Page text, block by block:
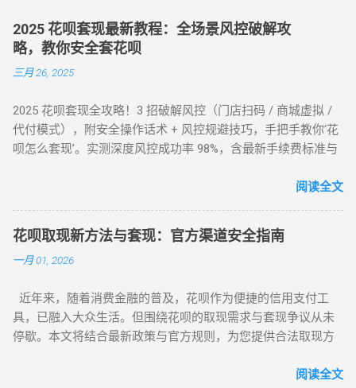
2025 花呗套现最新教程：全场景风控破解攻
略，教你安全套花呗
三月 26, 2025
2025 花呗套现全攻略！3 招破解风控（门店扫码 / 商城虚拟 /
代付模式），附安全操作话术 + 风控规避技巧，手把手教你‘花
呗怎么套现’。实测深度风控成功率 98%，含最新手续费标准与
教程：全场景风控破解攻略，教你安全套花呗 在移动支付普
成为用户关注的焦点。本文将针对不同风控等级的花呗账户，
提供系统性的套现解决方案，帮助用户在合规前提下实现额度
变现。如果你正在搜索 “花呗怎么套现” 或 “花呗套现教程”，本
呗：门店扫码套现法，秒到账的快捷操作 对于未触发风控的花
呗账户，最直接的套现方式是通过实体门店完成。 操作步骤如
下： 寻找支持花呗的实体商家 ：如便利店、餐饮店等，确认其
款码，选择花呗支付指定金额。 实时结算 ：商家收到款项后，
阅读全文
花呗取现新方法与套现：官方渠道安全指南
一月 01, 2026
近年来，随着消费金融的普及，花呗作为便捷的信用支付工
具，已融入大众生活。但围绕花呗的取现需求与套现争议从未
停歇。本文将结合最新政策与官方规则，为您提供合法取现方
为何限制套现？官方明令禁止的三大原因 花呗自 2015 年上线
阅读全文